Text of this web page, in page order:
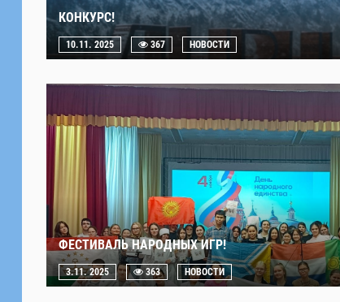
КОНКУРС!
10.11. 2025 367 НОВОСТИ
ФЕСТИВАЛЬ НАРОДНЫХ ИГР!
3.11. 2025 363 НОВОСТИ